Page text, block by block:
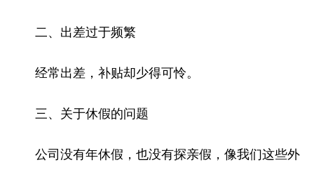
二、出差过于频繁
经常出差，补贴却少得可怜。
三、关于休假的问题
公司没有年休假，也没有探亲假，像我们这些外